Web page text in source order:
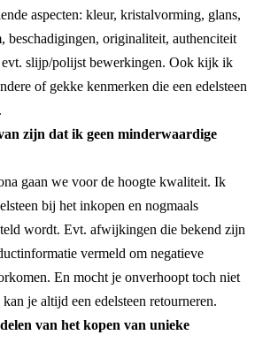
aspecten: kleur, kristalvorming, glans,
beschadigingen, originaliteit, authenciteit
slijp/polijst bewerkingen. Ook kijk ik
of gekke kenmerken die een edelsteen
zijn dat ik geen minderwaardige
gaan we voor de hoogte kwaliteit. Ik
bij het inkopen en nogmaals
wordt. Evt. afwijkingen die bekend zijn
vermeld om negatieve
En mocht je onverhoopt toch niet
je altijd een edelsteen retourneren.
van het kopen van unieke